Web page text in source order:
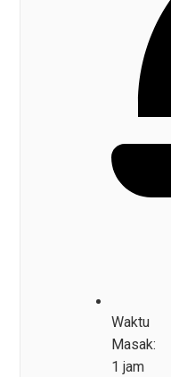
Waktu
Masak:
1 jam